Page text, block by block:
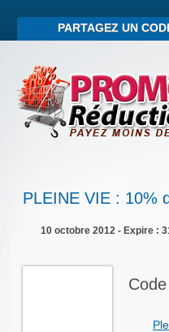
PARTAGEZ UN
PLEINE VIE : 10%
10 octobre 2012 - Expire :